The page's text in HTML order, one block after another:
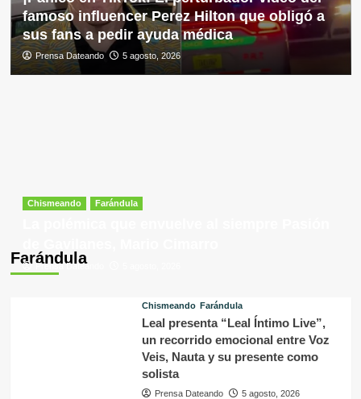
famoso influencer Perez Hilton que obligó a
sus fans a pedir ayuda médica
Prensa Dateando 5 agosto, 2026
Farándula
Chismeando Farándula
Prensa Dateando
Chismeando Farándula
Leal presenta “Leal Íntimo Live”,
un recorrido emocional entre Voz
Veis, Nauta y su presente como
solista
Prensa Dateando 5 agosto, 2026